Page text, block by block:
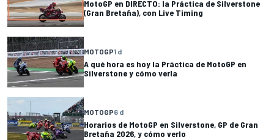
MotoGP en DIRECTO: la Práctica de Silverstone
(Gran Bretaña), con Live Timing
MOTOGP1 d
A qué hora es hoy la Práctica de MotoGP en
Silverstone y cómo verla
MOTOGP6 d
Horarios de MotoGP en Silverstone, GP de Gran
Bretaña 2026, y cómo verlo